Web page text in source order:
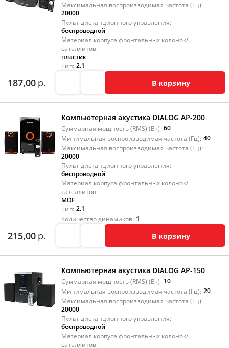
Максимальная воспроизводимая частота (Гц):
20000
Пульт дистанционного управления:
беспроводной
Материал корпуса фронтальных колонок/
сателлитов:
пластик
Тип: 2.1
187,00 р. В корзину
Компьютерная акустика DIALOG AP-200
Суммарная мощность (RMS) (Вт): 60
Минимальная воспроизводимая частота (Гц): 40
Максимальная воспроизводимая частота (Гц):
20000
Пульт дистанционного управления:
беспроводной
Материал корпуса фронтальных колонок/
сателлитов:
MDF
Тип: 2.1
Количество динамиков: 1
215,00 р. В корзину
Компьютерная акустика DIALOG AP-150
Суммарная мощность (RMS) (Вт): 10
Минимальная воспроизводимая частота (Гц): 20
Максимальная воспроизводимая частота (Гц):
20000
Пульт дистанционного управления:
беспроводной
Материал корпуса фронтальных колонок/
сателлитов: